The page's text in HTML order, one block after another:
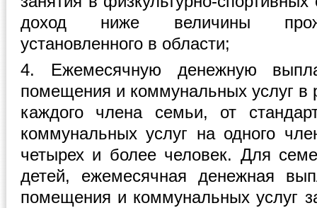
доход ниже величины
установленного в области;
4. Ежемесячную денежную
помещения и коммунальных услуг в
каждого члена семьи, от
коммунальных услуг на одного
четырех и более человек. Для
детей, ежемесячная денежная
помещения и коммунальных услуг